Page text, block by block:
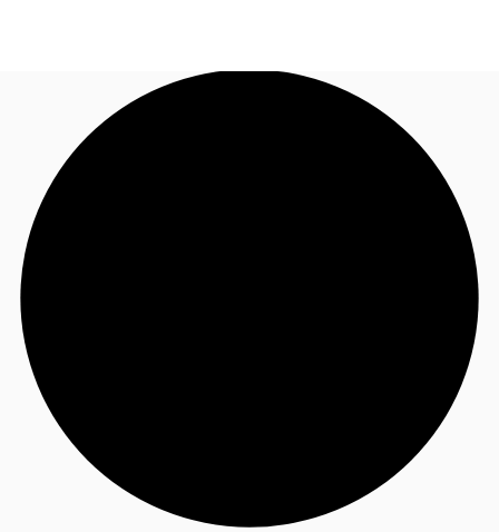
オフィス・事務所
倉庫・物流センター
お電話